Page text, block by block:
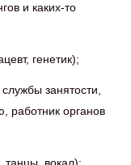
и каких-то
генетик);
занятости,
работник органов